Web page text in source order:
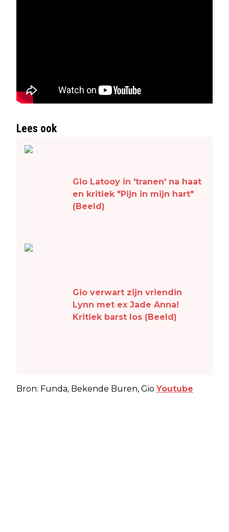
Lees ook
Gio Latooy in 'tranen' na haat
en kritiek "Pijn in mijn hart"
(Beeld)
Gio verwart zijn vriendin
Lynn met ex Jade Anna!
Kritiek barst los (Beeld)
Bron: Funda, Bekende Buren, Gio Youtube